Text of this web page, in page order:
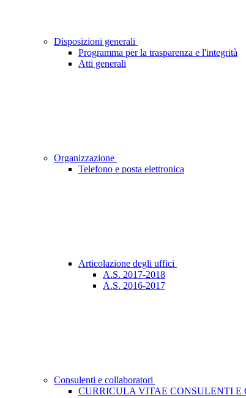
Disposizioni generali
Programma per la trasparenza e l'integrità
Atti generali
Organizzazione
Telefono e posta elettronica
Articolazione degli uffici
A.S. 2017-2018
A.S. 2016-2017
Consulenti e collaboratori
CURRICULA VITAE CONSULENTI E